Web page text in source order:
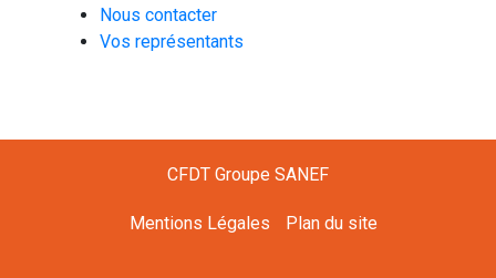
Nous contacter
Vos représentants
CFDT Groupe SANEF
Mentions Légales Plan du site